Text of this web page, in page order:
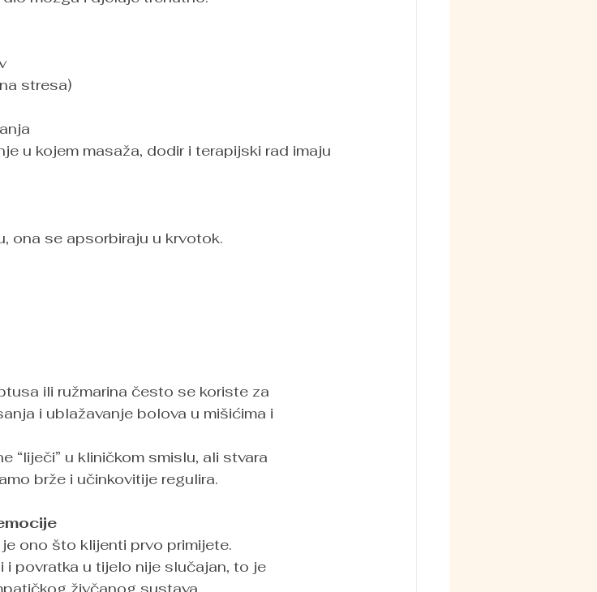
stresa)
u kojem masaža, dodir i terapijski rad imaju
ona se apsorbiraju u krvotok.
ili ružmarina često se koriste za
i ublažavanje bolova u mišićima i
“liječi” u kliničkom smislu, ali stvara
brže i učinkovitije regulira.
ono što klijenti prvo primijete.
i povratka u tijelo nije slučajan, to je
živčanog sustava.